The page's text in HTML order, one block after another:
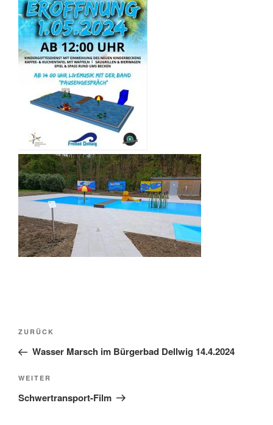
Beitragsnavigation
Vorheriger
Beitrag
ZURÜCK
Wasser Marsch im Bürgerbad Dellwig 14.4.2024
Nächster
Beitrag
WEITER
Schwertransport-Film